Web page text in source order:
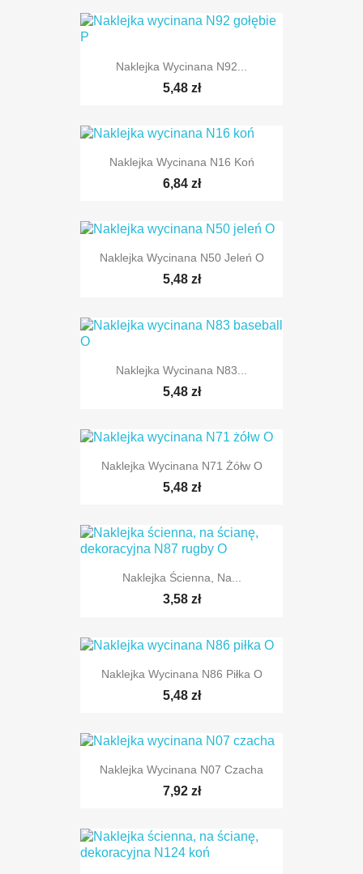
Naklejka Wycinana N92...
5,48 zł
Naklejka Wycinana N16 Koń
6,84 zł
Naklejka Wycinana N50 Jeleń O
5,48 zł
Naklejka Wycinana N83...
5,48 zł
Naklejka Wycinana N71 Żółw O
5,48 zł
Naklejka Ścienna, Na...
3,58 zł
Naklejka Wycinana N86 Piłka O
5,48 zł
Naklejka Wycinana N07 Czacha
7,92 zł